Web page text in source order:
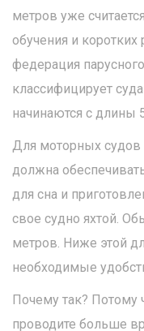
метров уже
обучения и
федерация
классифицирует
начинаются с длины
Для моторных судов
должна
для сна и
свое судно яхтой.
метров. Ниже этой
необходимые
Почему так? Потому
проводите больше